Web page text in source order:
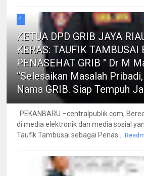
4
KETUA DPD GRIB JAYA
KERAS: TAUFIK TAMBUSAI
PENASEHAT GRIB " Dr M
“Selesaikan Masalah
Nama GRIB. Siap Tempuh
PEKANBARU –centralpublik.com,
di media elektronik dan media sosial
Taufik Tambusai sebagai Penas...